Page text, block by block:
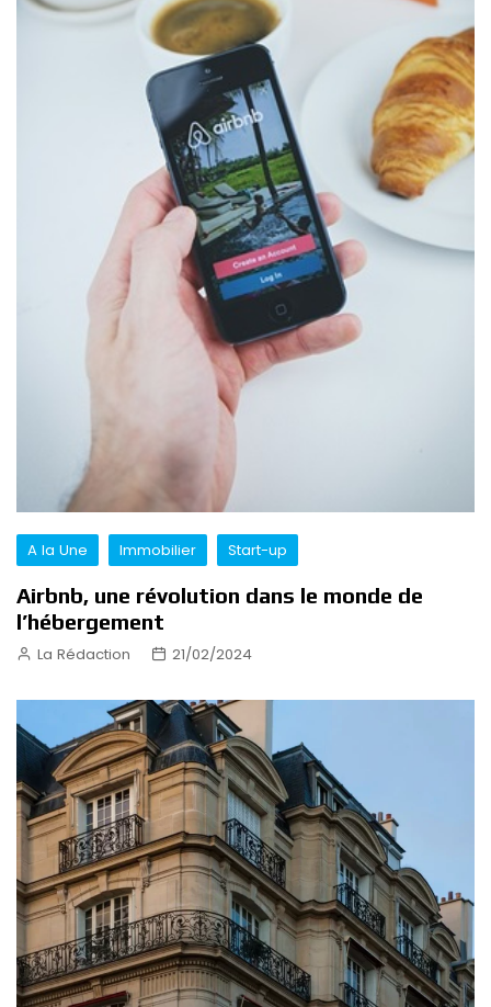
A la Une Immobilier Start-up
Airbnb, une révolution dans le monde de
l’hébergement
La Rédaction 21/02/2024